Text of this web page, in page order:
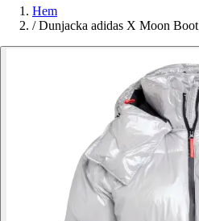
Hem
/ Dunjacka adidas X Moon Boot